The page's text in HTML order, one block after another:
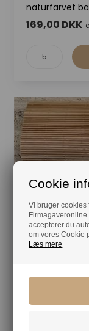
Cookie
Vi bruger
accepterer du
om vores Cookie
Læs mere
naturfarvet
169,00 DKK